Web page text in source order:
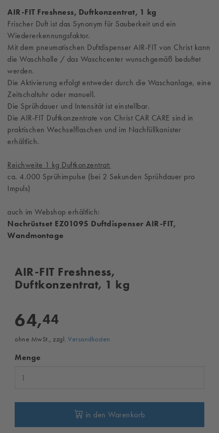
AIR-FIT Freshness, Duftkonzentrat, 1 kg
Frischer Duft ist das Synonym für Sauberkeit und ein
Wiedererkennungsfaktor.
Mit dem pneumatischen Duftdispenser AIR-FIT von Christ kann
die Waschhalle / das Waschcenter wunschgemäß beduftet
werden.
Die Aktivierung erfolgt entweder durch die Waschanlage, eine
Zeitschaltuhr oder manuell.
Die Sprühdauer und Intensität ist einstellbar.
Die AIR-FIT Duftkonzentrate von Christ CAR CARE sind in
praktischen Wechselflaschen und im Nachfüllkanister
erhältlich.
Reichweite 1 kg Duftkonzentrat:
ca. 4.000 Sprühimpulse (bei 2 Sekunden Sprühdauer pro
Impuls)
auch im Webshop erhältlich:
Nachrüstset EZ01095 Duftdispenser AIR-FIT,
Wandmontage
AIR-FIT Freshness,
Duftkonzentrat, 1 kg
64,44
ohne MwSt., zzgl. Versandkosten
Menge
in den Warenkorb